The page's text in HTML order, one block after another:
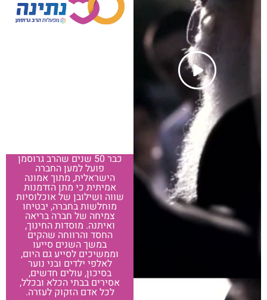
כבר 50 שנים שהרב גרוסמן
פועל למען החברה
הישראלית, מתוך אמונה
אמיתית כי מתן הזדמנות
שווה ושילובן של אוכלוסיות
מוחלשות בחברה, יבטיחו
צמיחה של חברה בריאה
ואיתנה. מוסדות החינוך,
החסד והרווחה שהקים
במשך השנים סייעו
וממשיכים לסייע גם היום,
לאלפי ילדים ובני נוער
בסיכון, עולים חדשים,
אסירים בבתי הכלא ובכלל,
לכל אדם הזקוק לעזרה.